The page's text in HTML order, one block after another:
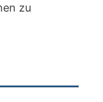
zu